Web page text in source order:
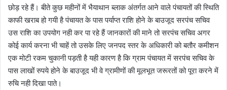
छोड़ रहे हैं। बीते कुछ महीनों में भैयाथान ब्लाक अंतर्गत आने वाले पंचायतों की स्थिति
काफी खराब हो गयी है पंचायत के पास पर्याप्त राशि होने के बाउजूद सरपंच सचिव
उस राशि का उपयोग नही कर पा रहे हैं जानकारों की माने तो सरपंच सचिव अगर
कोई कार्य करना भी चाहें तो उसके लिए जनपद स्तर के अधिकारी को बतौर कमीशन
एक मोटी रकम चुकानी पड़ती है यही कारण है कि ग्राम पंचायत में सरपंच सचिव के
पास लाखों रुपये होने के बाउजूद भी वे ग्रामीणों की मूलभूत जरूरतों को पूरा करने में
रुचि नही दिखा पाते।